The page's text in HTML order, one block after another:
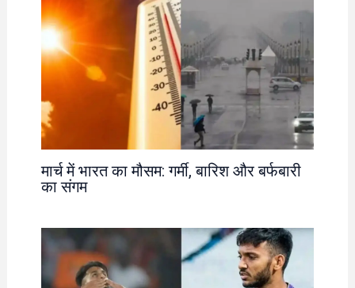
मार्च में भारत का मौसम: गर्मी, बारिश और बर्फबारी
का संगम